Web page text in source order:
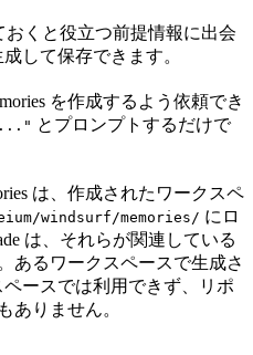
おくと役立つ前提情報に出会
して保存できます。
を作成するよう依頼でき
..." とプロンプトするだけで
は、作成されたワークスペ
windsurf/memories/ にロ
は、それらが関連している
あるワークスペースで生成さ
ースでは利用できず、リポ
ありません。